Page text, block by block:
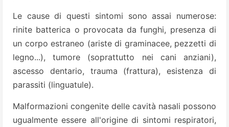
Le cause di questi sintomi sono assai numerose:
rinite batterica o provocata da funghi, presenza di
un corpo estraneo (ariste di graminacee, pezzetti di
legno...), tumore (soprattutto nei cani anziani),
ascesso dentario, trauma (frattura), esistenza di
parassiti (linguatule).
Malformazioni congenite delle cavità nasali possono
ugualmente essere all'origine di sintomi respiratori,